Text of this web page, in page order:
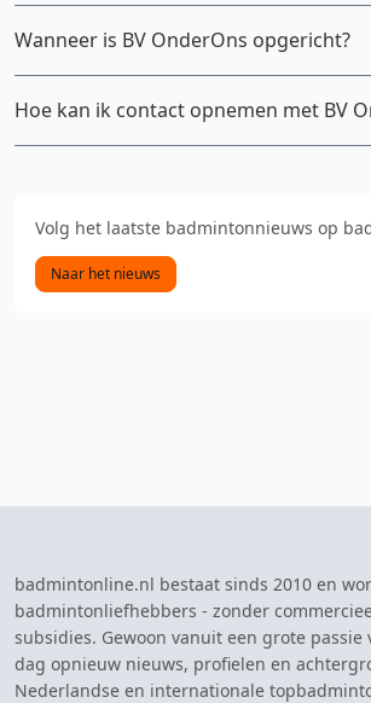
Wanneer is BV OnderOns opgericht?
Hoe kan ik contact opnemen met BV
Volg het laatste badmintonnieuws op
Naar het nieuws
badmintonline.nl bestaat sinds 2010 en
badmintonliefhebbers - zonder
subsidies. Gewoon vanuit een grote passie
dag opnieuw nieuws, profielen en
Nederlandse en internationale